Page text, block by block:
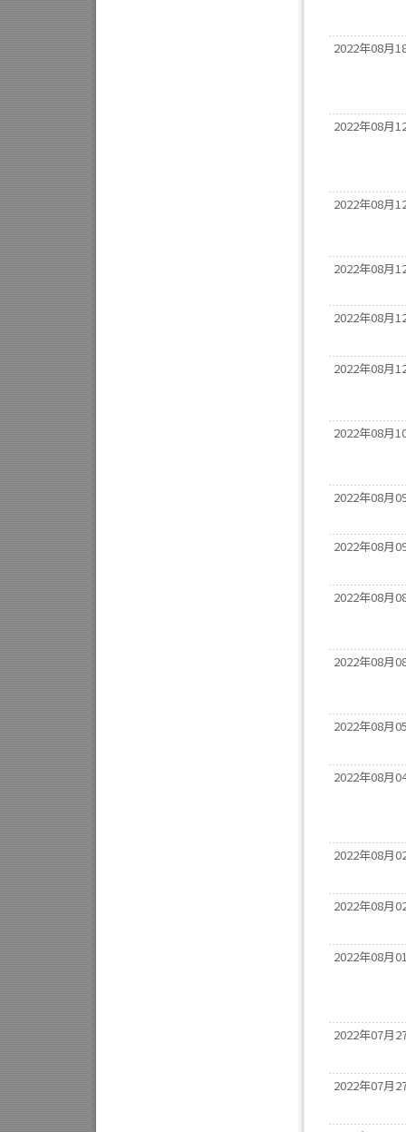
2022年08月
2022年08月
2022年08月
2022年08月
2022年08月
2022年08月
2022年08月
2022年08月
2022年08月
2022年08月
2022年08月
2022年08月
2022年08月
2022年08月
2022年08月
2022年08月
2022年07月
2022年07月